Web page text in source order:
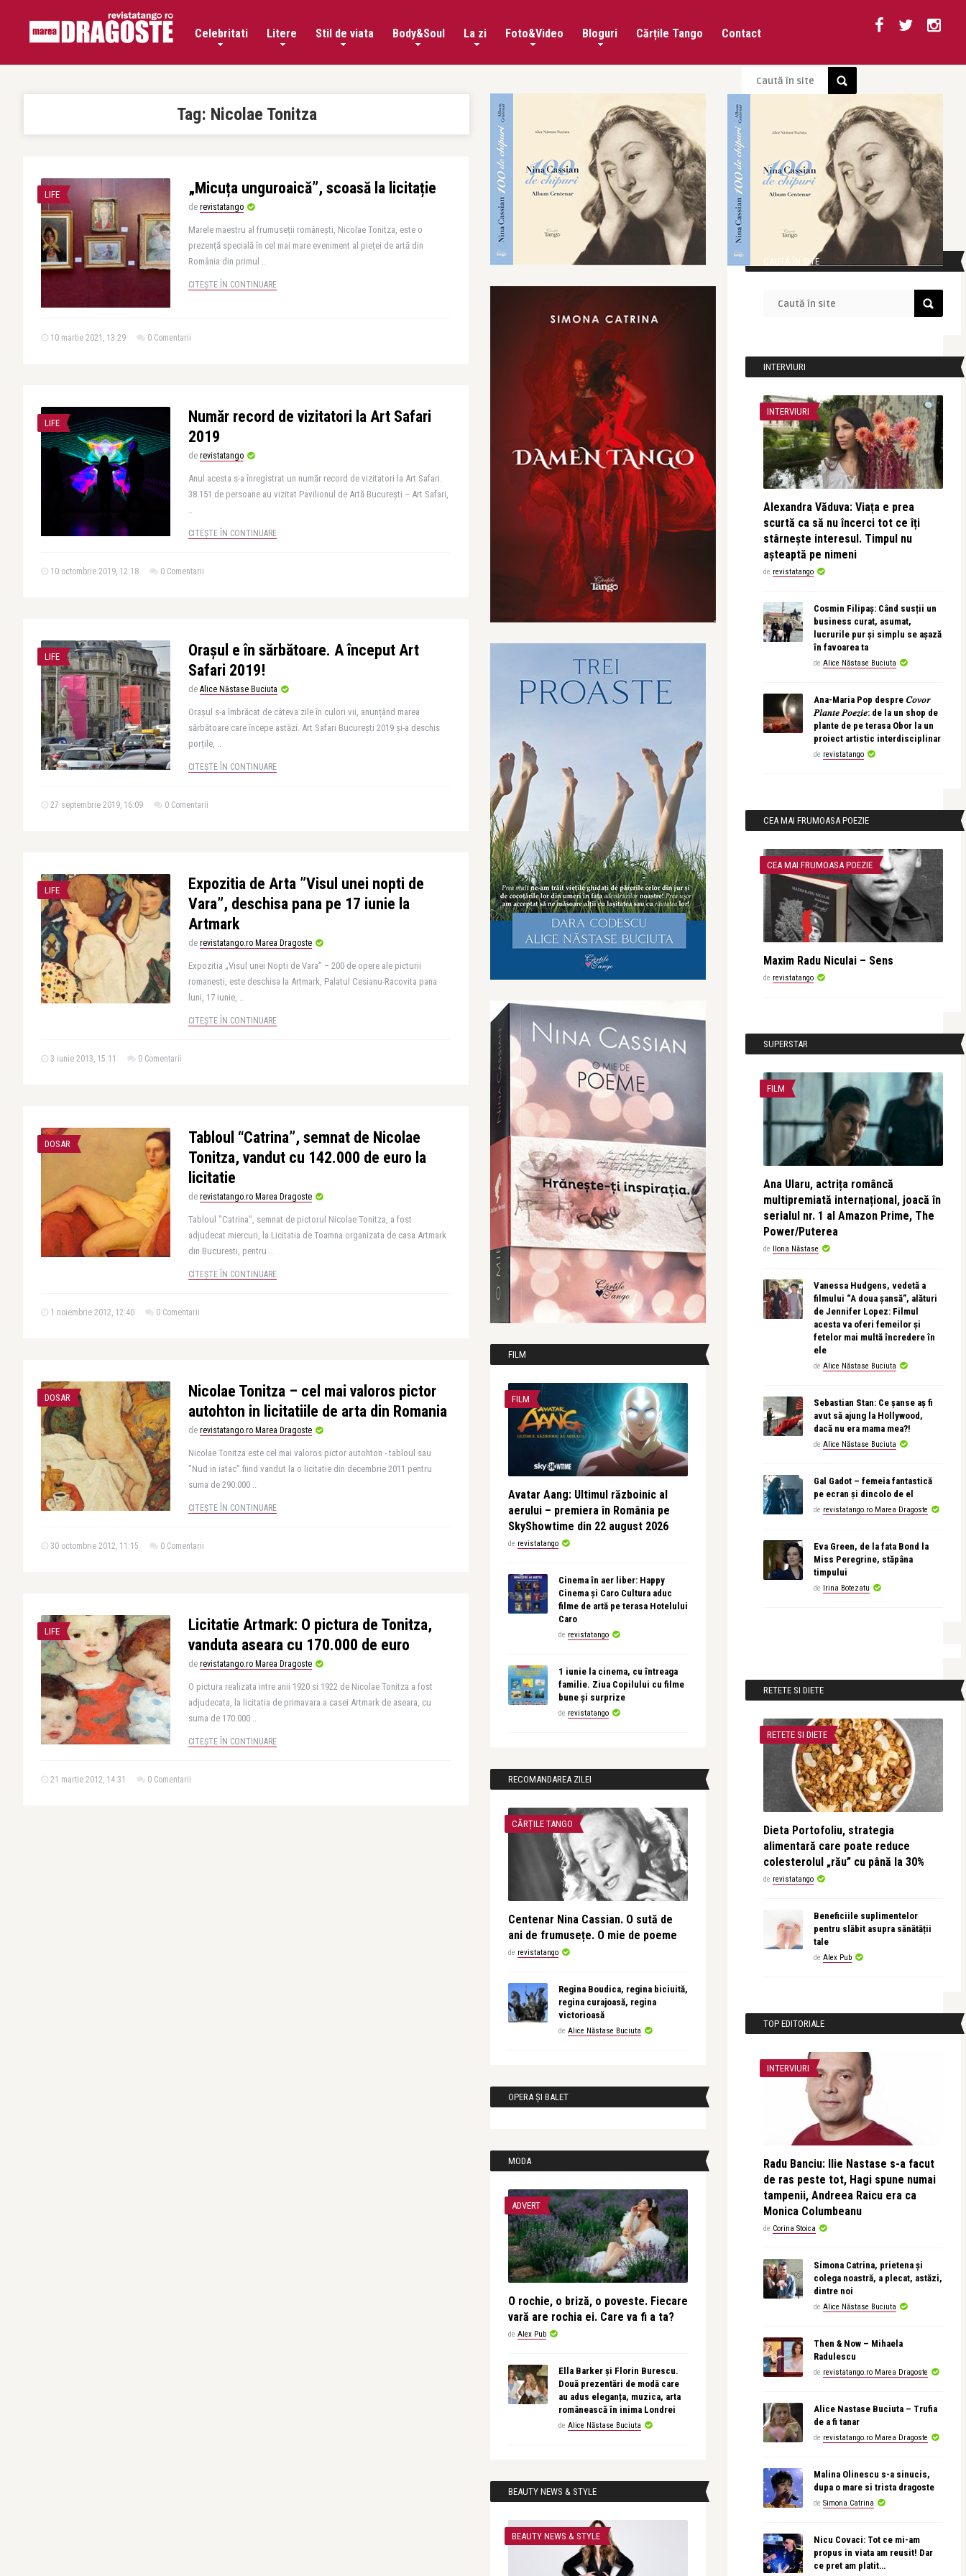
Celebritati Litere Stil de viata Body&Soul La zi Foto&Video Bloguri Cărțile Tango Contact
Tag: Nicolae Tonitza
LIFE „Micuța unguroaică”, scoasă la licitație
de revistatango
Marele maestru al frumuseții românești, Nicolae Tonitza, este o
prezență specială în cel mai mare eveniment al pieței de artă din
România din primul ..
CITEȘTE ÎN CONTINUARE
10 martie 2021, 13:29 0 Comentarii
LIFE
Număr record de vizitatori la Art Safari
2019
de revistatango
Anul acesta s-a înregistrat un număr record de vizitatori la Art Safari.
38.151 de persoane au vizitat Pavilionul de Artă București – Art Safari,
..
CITEȘTE ÎN CONTINUARE
10 octombrie 2019, 12:18 0 Comentarii
LIFE
Orașul e în sărbătoare. A început Art
Safari 2019!
de Alice Năstase Buciuta
Orașul s-a îmbrăcat de câteva zile în culori vii, anunțând marea
sărbătoare care începe astăzi. Art Safari București 2019 și-a deschis
porțile, ..
CITEȘTE ÎN CONTINUARE
27 septembrie 2019, 16:09 0 Comentarii
LIFE
Expozitia de Arta ”Visul unei nopti de
Vara”, deschisa pana pe 17 iunie la
Artmark
de revistatango.ro Marea Dragoste
Expozitia „Visul unei Nopti de Vara” – 200 de opere ale picturii
romanesti, este deschisa la Artmark, Palatul Cesianu-Racovita pana
luni, 17 iunie, ..
CITEȘTE ÎN CONTINUARE
3 iunie 2013, 15:11 0 Comentarii
DOSAR
Tabloul “Catrina”, semnat de Nicolae
Tonitza, vandut cu 142.000 de euro la
licitatie
de revistatango.ro Marea Dragoste
Tabloul "Catrina", semnat de pictorul Nicolae Tonitza, a fost
adjudecat miercuri, la Licitatia de Toamna organizata de casa Artmark
din Bucuresti, pentru ..
CITEȘTE ÎN CONTINUARE
1 noiembrie 2012, 12:40 0 Comentarii
DOSAR
Nicolae Tonitza – cel mai valoros pictor
autohton in licitatiile de arta din Romania
de revistatango.ro Marea Dragoste
Nicolae Tonitza este cel mai valoros pictor autohton - tabloul sau
"Nud in iatac" fiind vandut la o licitatie din decembrie 2011 pentru
suma de 290.000 ..
CITEȘTE ÎN CONTINUARE
30 octombrie 2012, 11:15 0 Comentarii
LIFE
Licitatie Artmark: O pictura de Tonitza,
vanduta aseara cu 170.000 de euro
de revistatango.ro Marea Dragoste
O pictura realizata intre anii 1920 si 1922 de Nicolae Tonitza a fost
adjudecata, la licitatia de primavara a casei Artmark de aseara, cu
suma de 170.000 ..
CITEȘTE ÎN CONTINUARE
21 martie 2012, 14:31 0 Comentarii
FILM
FILM
Avatar Aang: Ultimul războinic al
aerului – premiera în România pe
SkyShowtime din 22 august 2026
de revistatango
Cinema în aer liber: Happy
Cinema și Caro Cultura aduc
filme de artă pe terasa Hotelului
Caro
de revistatango
1 iunie la cinema, cu întreaga
familie. Ziua Copilului cu filme
bune și surprize
de revistatango
RECOMANDAREA ZILEI
CĂRȚILE TANGO
Centenar Nina Cassian. O sută de
ani de frumusețe. O mie de poeme
de revistatango
Regina Boudica, regina biciuită,
regina curajoasă, regina
victorioasă
de Alice Năstase Buciuta
OPERA ȘI BALET
MODA
ADVERT
O rochie, o briză, o poveste. Fiecare
vară are rochia ei. Care va fi a ta?
de Alex Pub
Ella Barker și Florin Burescu.
Două prezentări de modă care
au adus eleganța, muzica, arta
românească în inima Londrei
de Alice Năstase Buciuta
BEAUTY NEWS & STYLE
BEAUTY NEWS & STYLE
CAUTĂ ÎN SITE
INTERVIURI
INTERVIURI
Alexandra Văduva: Viața e prea
scurtă ca să nu încerci tot ce îți
stârnește interesul. Timpul nu
așteaptă pe nimeni
de revistatango
Cosmin Filipaș: Când susții un
business curat, asumat,
lucrurile pur și simplu se așază
în favoarea ta
de Alice Năstase Buciuta
Ana-Maria Pop despre 𝐶𝑜𝑣𝑜𝑟
𝑃𝑙𝑎𝑛𝑡𝑒 𝑃𝑜𝑒𝑧𝑖𝑒: de la un shop de
plante de pe terasa Obor la un
proiect artistic interdisciplinar
de revistatango
CEA MAI FRUMOASA POEZIE
CEA MAI FRUMOASA POEZIE
Maxim Radu Niculai – Sens
de revistatango
SUPERSTAR
FILM
Ana Ularu, actrița româncă
multipremiată internațional, joacă în
serialul nr. 1 al Amazon Prime, The
Power/Puterea
de Ilona Năstase
Vanessa Hudgens, vedetă a
filmului “A doua șansă”, alături
de Jennifer Lopez: Filmul
acesta va oferi femeilor și
fetelor mai multă încredere în
ele
de Alice Năstase Buciuta
Sebastian Stan: Ce șanse aș fi
avut să ajung la Hollywood,
dacă nu era mama mea?!
de Alice Năstase Buciuta
Gal Gadot – femeia fantastică
pe ecran și dincolo de el
de revistatango.ro Marea Dragoste
Eva Green, de la fata Bond la
Miss Peregrine, stăpâna
timpului
de Irina Botezatu
RETETE SI DIETE
RETETE SI DIETE
Dieta Portofoliu, strategia
alimentară care poate reduce
colesterolul „rău” cu până la 30%
de revistatango
Beneficiile suplimentelor
pentru slăbit asupra sănătății
tale
de Alex Pub
TOP EDITORIALE
INTERVIURI
Radu Banciu: Ilie Nastase s-a facut
de ras peste tot, Hagi spune numai
tampenii, Andreea Raicu era ca
Monica Columbeanu
de Corina Stoica
Simona Catrina, prietena și
colega noastră, a plecat, astăzi,
dintre noi
de Alice Năstase Buciuta
Then & Now – Mihaela
Radulescu
de revistatango.ro Marea Dragoste
Alice Nastase Buciuta – Trufia
de a fi tanar
de revistatango.ro Marea Dragoste
Malina Olinescu s-a sinucis,
dupa o mare si trista dragoste
de Simona Catrina
Nicu Covaci: Tot ce mi-am
propus in viata am reusit! Dar
ce pret am platit…